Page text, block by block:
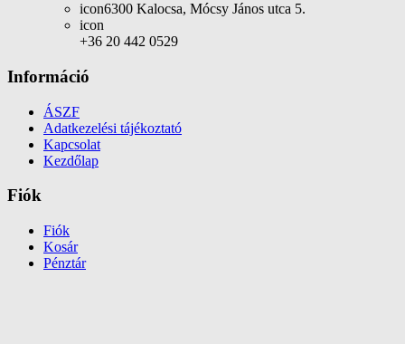
icon6300 Kalocsa, Mócsy János utca 5.
icon
+36 20 442 0529
Információ
ÁSZF
Adatkezelési tájékoztató
Kapcsolat
Kezdőlap
Fiók
Fiók
Kosár
Pénztár